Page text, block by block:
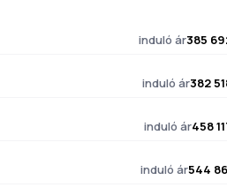
induló ár385
induló ár382
induló ár458
induló ár544